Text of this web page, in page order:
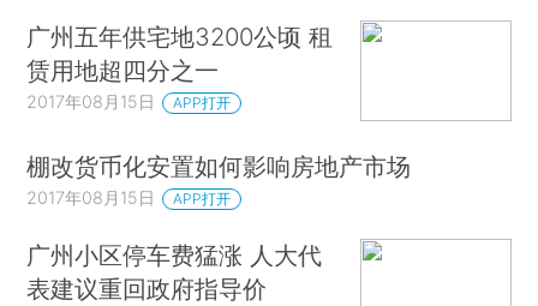
广州五年供宅地3200公顷 租
赁用地超四分之一
2017年08月15日 APP打开
棚改货币化安置如何影响房地产市场
2017年08月15日 APP打开
广州小区停车费猛涨 人大代
表建议重回政府指导价